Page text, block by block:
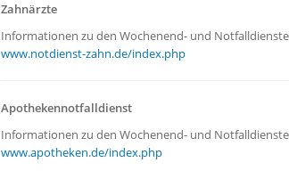
Zahnärzte
Informationen zu den Wochenend- und
www.notdienst-zahn.de/index.php
Apothekennotfalldienst
Informationen zu den Wochenend- und
www.apotheken.de/index.php